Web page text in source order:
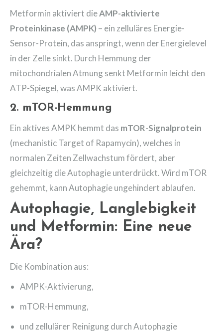
Metformin aktiviert dieAMP-aktivierte
Proteinkinase (AMPK) – ein zelluläres Energie-
Sensor-Protein, das anspringt, wenn der Energielevel
in der Zelle sinkt. Durch Hemmung der
mitochondrialen Atmung senkt Metformin leicht den
ATP-Spiegel, was AMPK aktiviert.
2. mTOR-Hemmung
Ein aktives AMPK hemmt das mTOR-Signalprotein
(mechanistic Target of Rapamycin), welches in
normalen Zeiten Zellwachstum fördert, aber
gleichzeitig die Autophagie unterdrückt. Wird mTOR
gehemmt, kann Autophagie ungehindert ablaufen.
Autophagie, Langlebigkeit
und Metformin: Eine neue
Ära?
Die Kombination aus:
AMPK-Aktivierung,
mTOR-Hemmung,
und zellulärer Reinigung durch Autophagie